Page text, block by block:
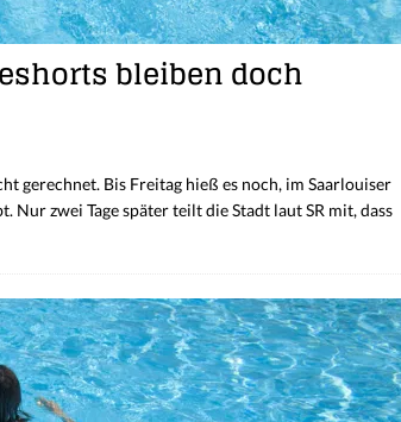
bleiben doch
gerechnet. Bis Freitag hieß es noch, im Saarlouiser
Nur zwei Tage später teilt die Stadt laut SR mit, dass